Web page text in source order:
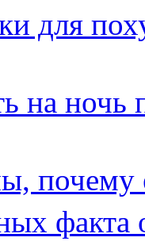
для
на
почему
факта